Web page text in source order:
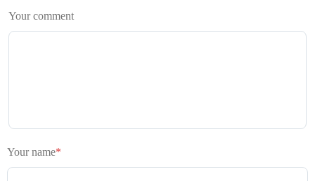
Your comment
Your name*